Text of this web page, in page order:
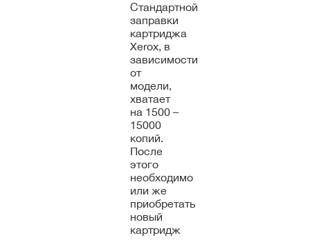
Стандартной
заправки
картриджа
Xerox, в
зависимости
от
модели,
хватает
на 1500 –
15000
копий.
После
этого
необходимо
или же
приобретать
новый
картридж